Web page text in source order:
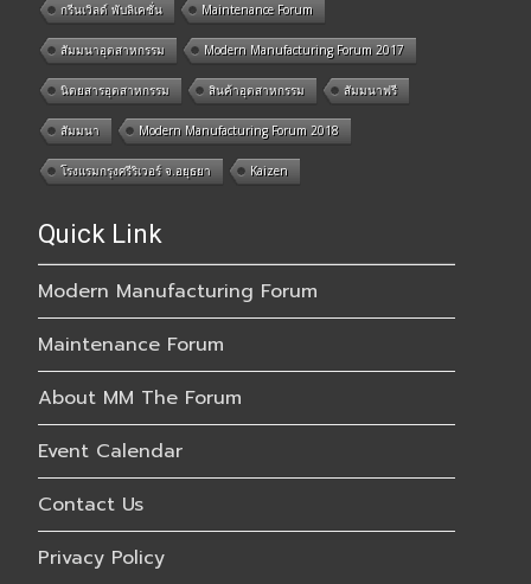
กรีนเวิลด์ พับลิเคชั่น Maintenance Forum
สัมมนาอุตสาหกรรม Modern Manufacturing Forum 2017
นิตยสารอุตสาหกรรม สินค้าอุตสาหกรรม สัมมนาฟรี
สัมมนา Modern Manufacturing Forum 2018
โรงแรมกรุงศรีริเวอร์ จ.อยุธยา Kaizen
Quick Link
Modern Manufacturing Forum
Maintenance Forum
About MM The Forum
Event Calendar
Contact Us
Privacy Policy